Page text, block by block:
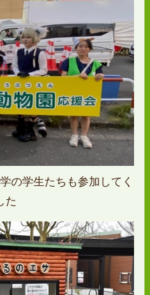
の学生たちも参加してく
た